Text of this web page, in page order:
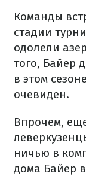
Команды
стадии
одолели
того, Байер
в этом
очевиден.
Впрочем,
ничью в
дома Байер